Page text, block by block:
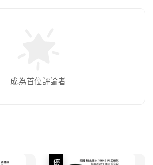
成為首位評論者